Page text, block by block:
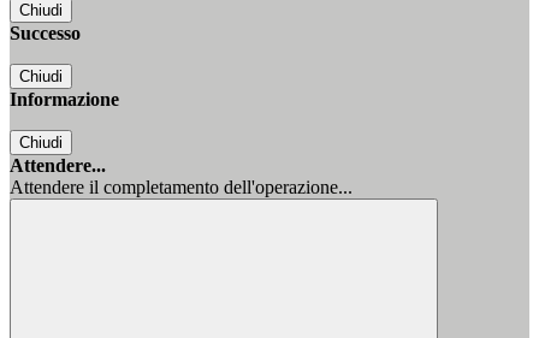
Chiudi
Successo
Chiudi
Informazione
Chiudi
Attendere...
Attendere il completamento dell'operazione...